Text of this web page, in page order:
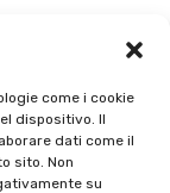
come i cookie
dispositivo. Il
dati come il
sito. Non
su